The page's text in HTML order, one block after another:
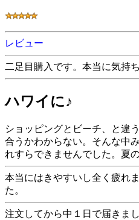
レビュー
二足目購入です。本当に気持
ハワイに♪
ショッピングとビーチ、と違
合うかわからない。そんな中
れすらできませんでした。夏
本当にはきやすいし全く疲れ
た。
注文してから中１日で届きま